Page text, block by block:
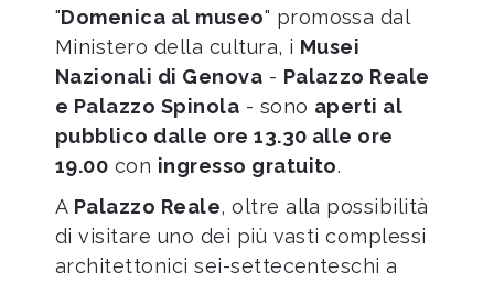
"Domenica al museo" promossa dal
Ministero della cultura, i Musei
Nazionali di Genova - Palazzo Reale
e Palazzo Spinola - sono aperti al
pubblico dalle ore 13.30 alle ore
19.00 con ingresso gratuito.
A Palazzo Reale, oltre alla possibilità
di visitare uno dei più vasti complessi
architettonici sei-settecenteschi a